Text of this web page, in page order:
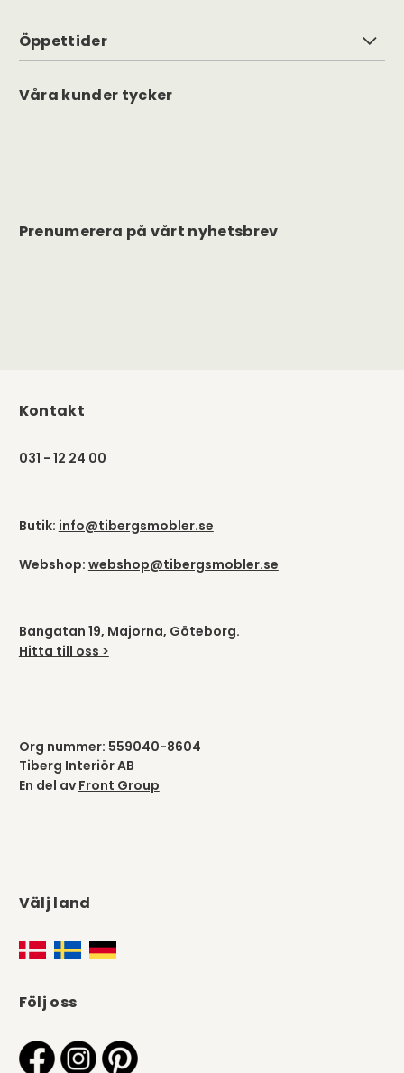
Öppettider
Våra kunder tycker
Prenumerera på vårt nyhetsbrev
Kontakt
031 - 12 24 00
Butik: info@tibergsmobler.se
Webshop: webshop@tibergsmobler.se
Bangatan 19, Majorna, Göteborg.
Hitta till oss >
Org nummer: 559040-8604
Tiberg Interiör AB
En del av Front Group
Välj land
Följ oss